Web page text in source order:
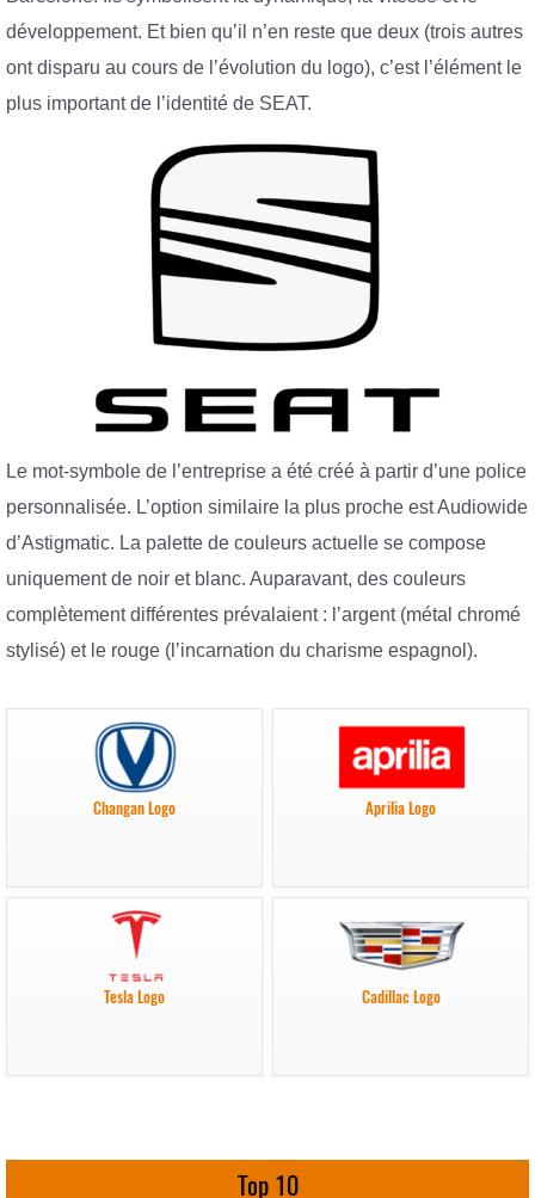
développement. Et bien qu’il n’en reste que deux (trois autres
ont disparu au cours de l’évolution du logo), c’est l’élément le
plus important de l’identité de SEAT.
Le mot-symbole de l’entreprise a été créé à partir d’une police
personnalisée. L’option similaire la plus proche est Audiowide
d’Astigmatic. La palette de couleurs actuelle se compose
uniquement de noir et blanc. Auparavant, des couleurs
complètement différentes prévalaient : l’argent (métal chromé
stylisé) et le rouge (l’incarnation du charisme espagnol).
Changan Logo Aprilia Logo
Tesla Logo Cadillac Logo
Top 10